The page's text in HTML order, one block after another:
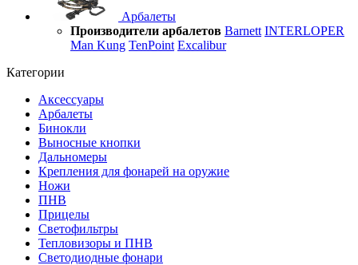
Арбалеты
Производители арбалетов Barnett INTERLOPER
Man Kung TenPoint Excalibur
Категории
Аксессуары
Арбалеты
Бинокли
Выносные кнопки
Дальномеры
Крепления для фонарей на оружие
Ножи
ПНВ
Прицелы
Светофильтры
Тепловизоры и ПНВ
Светодиодные фонари